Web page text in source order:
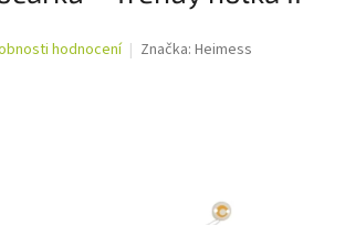
hodnocení Značka: Heimess